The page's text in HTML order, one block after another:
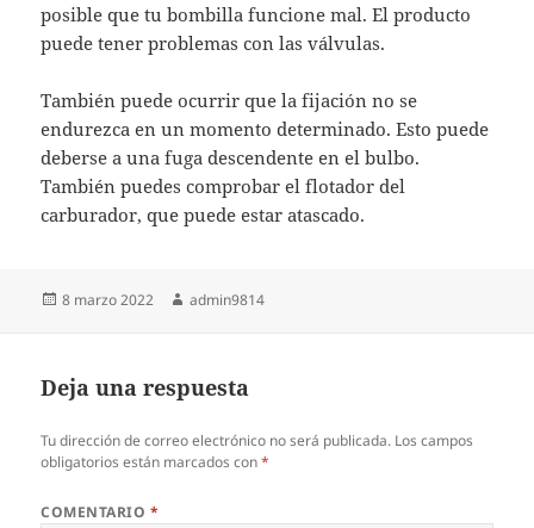
posible que tu bombilla funcione mal. El producto
puede tener problemas con las válvulas.
También puede ocurrir que la fijación no se
endurezca en un momento determinado. Esto puede
deberse a una fuga descendente en el bulbo.
También puedes comprobar el flotador del
carburador, que puede estar atascado.
Publicado
8 marzo 2022 Autor
admin9814
Deja una respuesta
Tu dirección de correo electrónico no será publicada. Los campos
obligatorios están marcados con*
COMENTARIO *